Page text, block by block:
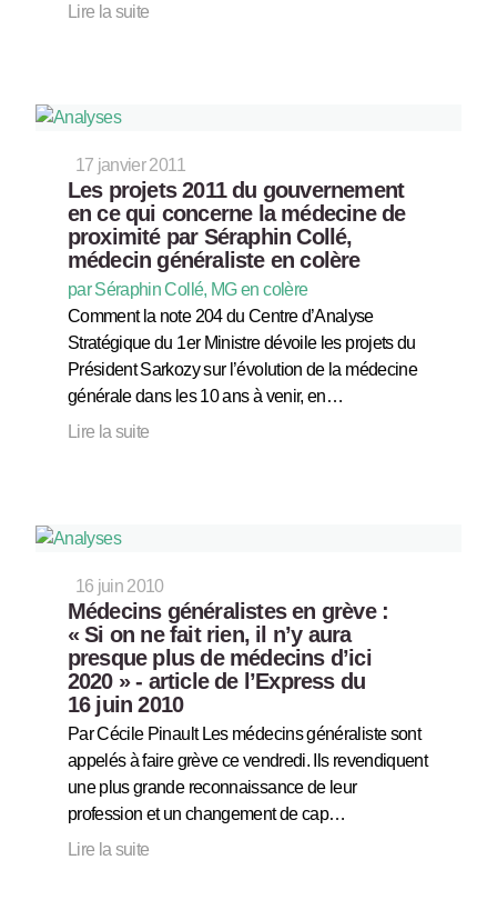
Lire la suite
17 janvier 2011
Les projets 2011 du gouvernement
en ce qui concerne la médecine de
proximité par Séraphin Collé,
médecin généraliste en colère
par Séraphin Collé, MG en colère
Comment la note 204 du Centre d’Analyse
Stratégique du 1er Ministre dévoile les projets du
Président Sarkozy sur l’évolution de la médecine
générale dans les 10 ans à venir, en…
Lire la suite
16 juin 2010
Médecins généralistes en grève :
« Si on ne fait rien, il n’y aura
presque plus de médecins d’ici
2020 » - article de l’Express du
16 juin 2010
Par Cécile Pinault Les médecins généraliste sont
appelés à faire grève ce vendredi. Ils revendiquent
une plus grande reconnaissance de leur
profession et un changement de cap…
Lire la suite